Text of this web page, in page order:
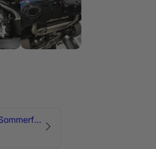
HPerformance Sommerfest 2026